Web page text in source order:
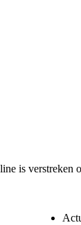
is